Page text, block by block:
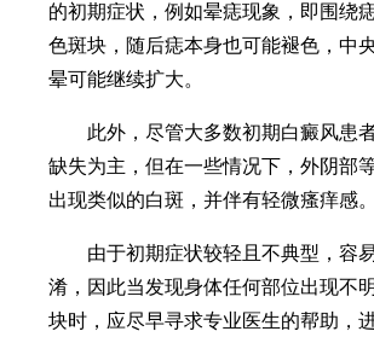
的初期症状，例如晕痣现象，即围绕
色斑块，随后痣本身也可能褪色，中
晕可能继续扩大。
此外，尽管大多数初期白癜风患
缺失为主，但在一些情况下，外阴部
出现类似的白斑，并伴有轻微瘙痒感。
由于初期症状较轻且不典型，容
淆，因此当发现身体任何部位出现不
块时，应尽早寻求专业医生的帮助，